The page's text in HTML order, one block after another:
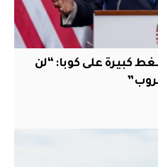
كبيرة على كوبا: “لن